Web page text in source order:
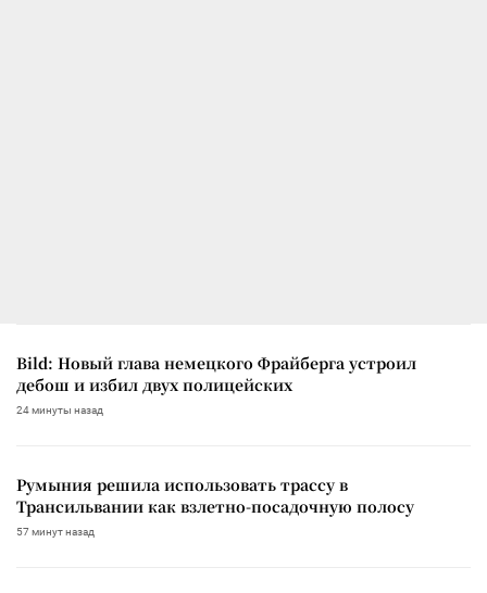
Bild: Новый глава немецкого Фрайберга устроил
дебош и избил двух полицейских
24 минуты назад
Румыния решила использовать трассу в
Трансильвании как взлетно-посадочную полосу
57 минут назад